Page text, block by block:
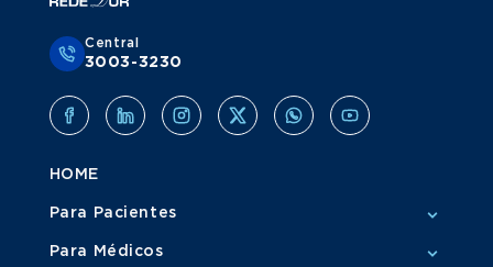
Central
3003-3230
HOME
Para Pacientes
Para Médicos